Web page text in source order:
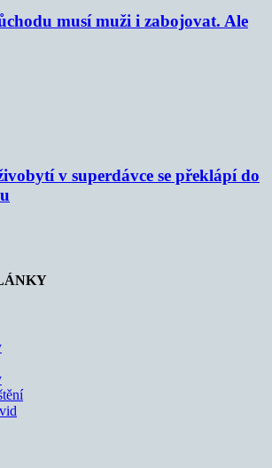
musí muži i zabojovat. Ale
v superdávce se překlápí do